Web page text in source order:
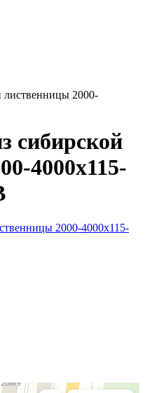
лиственницы 2000-
сибирской
4000х115-